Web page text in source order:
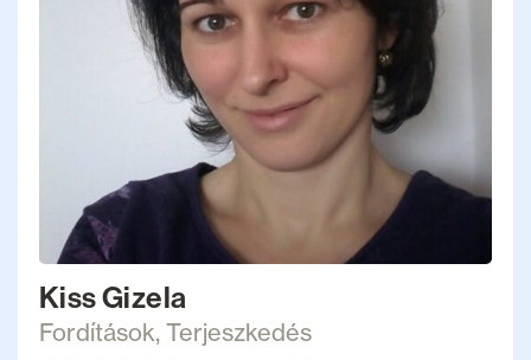
Kiss Gizela
Fordítások, Terjeszkedés